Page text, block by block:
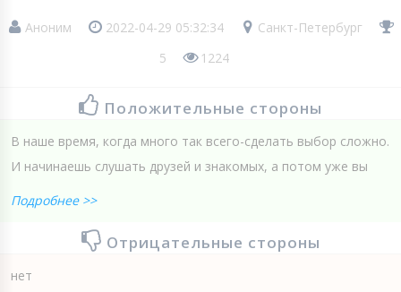
Аноним 2022-04-29 05:32:34
Санкт-Петербург
5
1224
Положительные стороны
В наше время, когда много так всего-сделать выбор сложно.
И начинаешь слушать друзей и знакомых, а потом уже вы
Подробнее >>
Отрицательные стороны
нет